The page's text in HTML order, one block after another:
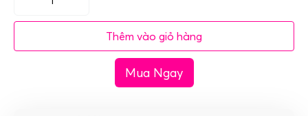
Bó
hoa
Thêm vào giỏ hàng
Mua Ngay